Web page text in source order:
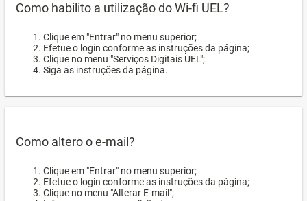
Como habilito a utilização do Wi-fi UEL?
Clique em "Entrar" no menu superior;
Efetue o login conforme as instruções da página;
Clique no menu "Serviços Digitais UEL";
Siga as instruções da página.
Como altero o e-mail?
Clique em "Entrar" no menu superior;
Efetue o login conforme as instruções da página;
Clique no menu "Alterar E-mail";